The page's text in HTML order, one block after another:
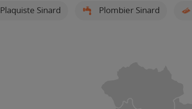
Plaquiste Sinard Plombier Sinard